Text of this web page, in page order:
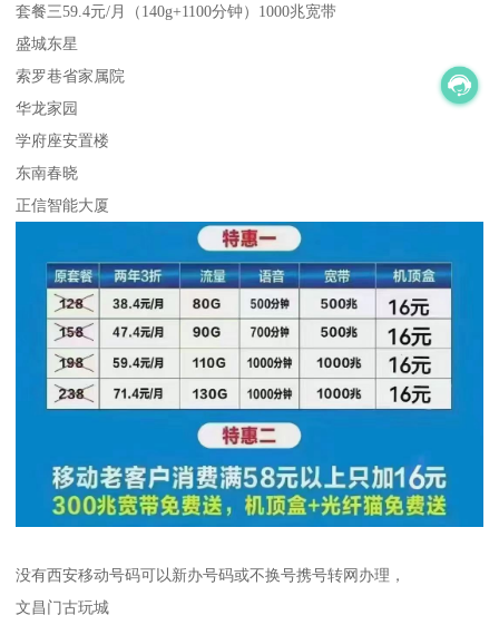
套餐三59.4元/月（140g+1100分钟）1000兆宽带
盛城东星
索罗巷省家属院
华龙家园
学府座安置楼
东南春晓
正信智能大厦
没有西安移动号码可以新办号码或不换号携号转网办理，
文昌门古玩城